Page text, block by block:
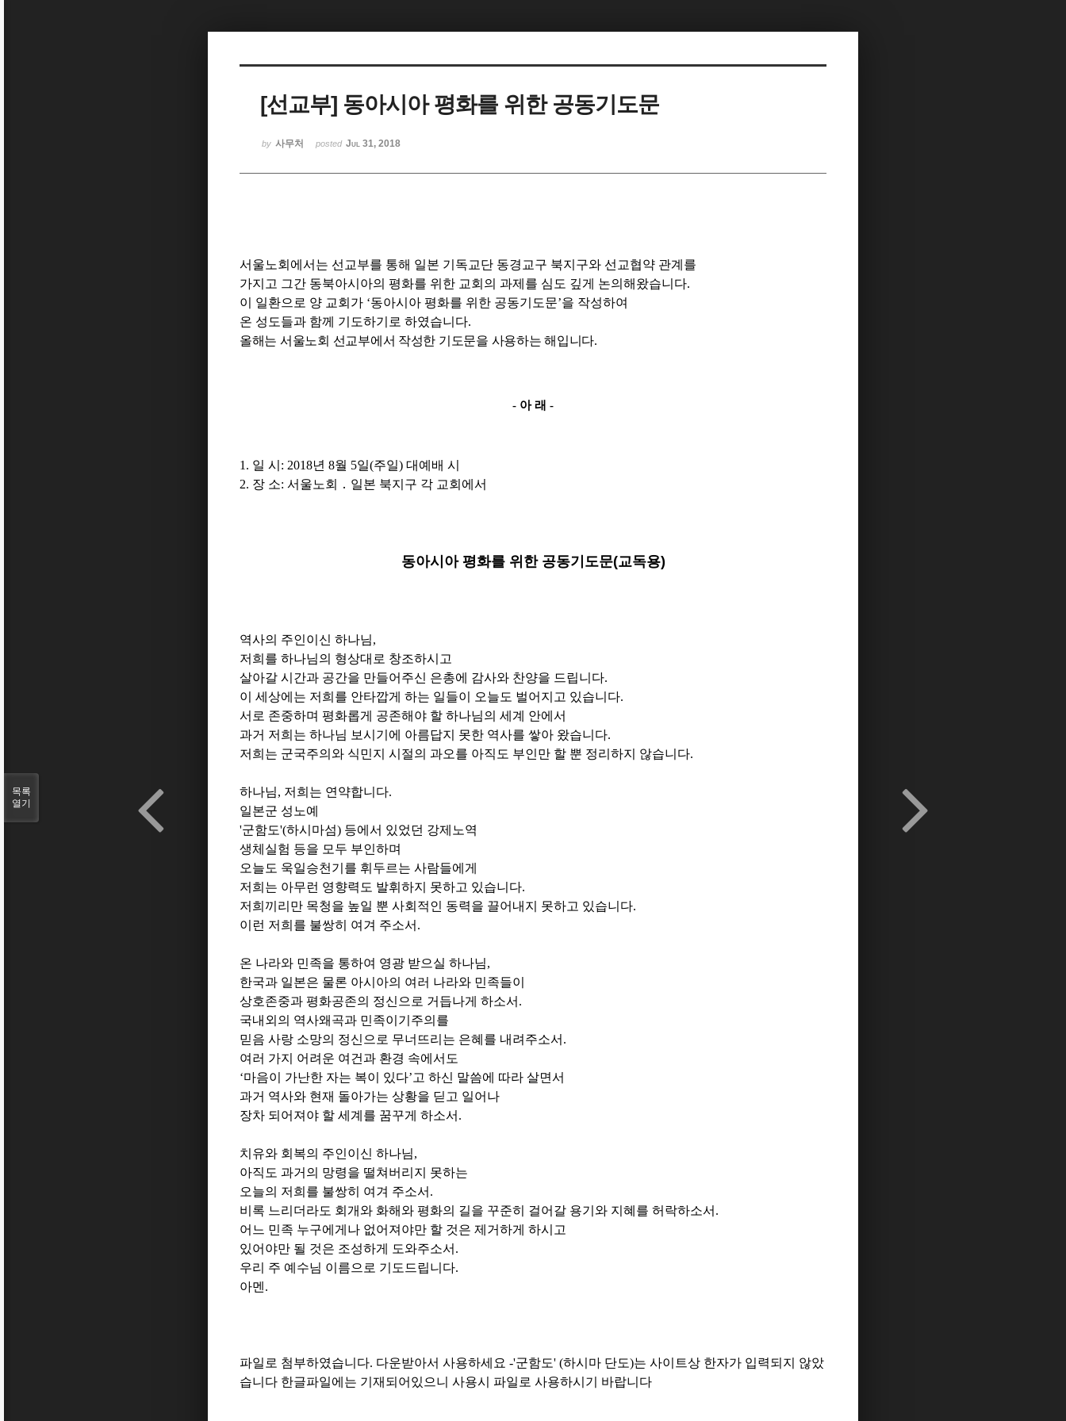
[선교부] 동아시아 평화를 위한 공동기도문
by 사무처 posted Jul 31, 2018
서울노회에서는 선교부를 통해 일본 기독교단 동경교구 북지구와 선교협약 관계를
가지고 그간 동북아시아의 평화를 위한 교회의 과제를 심도 깊게 논의해왔습니다.
이 일환으로 양 교회가 ‘동아시아 평화를 위한 공동기도문’을 작성하여
온 성도들과 함께 기도하기로 하였습니다.
올해는 서울노회 선교부에서 작성한 기도문을 사용하는 해입니다.
- 아 래 -
1. 일 시 : 2018년 8월 5일(주일) 대예배 시
2. 장 소: 서울노회 ․ 일본 북지구 각 교회에서
동아시아 평화를 위한 공동기도문(교독용)
역사의 주인이신 하나님,
저희를 하나님의 형상대로 창조하시고
살아갈 시간과 공간을 만들어주신 은총에 감사와 찬양을 드립니다.
이 세상에는 저희를 안타깝게 하는 일들이 오늘도 벌어지고 있습니다.
서로 존중하며 평화롭게 공존해야 할 하나님의 세계 안에서
과거 저희는 하나님 보시기에 아름답지 못한 역사를 쌓아 왔습니다.
저희는 군국주의와 식민지 시절의 과오를 아직도 부인만 할 뿐 정리하지 않습니다.
하나님, 저희는 연약합니다.
일본군 성노예
'군함도'(하시마섬) 등에서 있었던 강제노역
생체실험 등을 모두 부인하며
오늘도 욱일승천기를 휘두르는 사람들에게
저희는 아무런 영향력도 발휘하지 못하고 있습니다.
저희끼리만 목청을 높일 뿐 사회적인 동력을 끌어내지 못하고 있습니다.
이런 저희를 불쌍히 여겨 주소서 .
온 나라와 민족을 통하여 영광 받으실 하나님,
한국과 일본은 물론 아시아의 여러 나라와 민족들이
상호존중과 평화공존의 정신으로 거듭나게 하소서 .
국내외의 역사왜곡과 민족이기주의를
믿음 사랑 소망의 정신으로 무너뜨리는 은혜를 내려주소서 .
여러 가지 어려운 여건과 환경 속에서도
‘마음이 가난한 자는 복이 있다’고 하신 말씀에 따라 살면서
과거 역사와 현재 돌아가는 상황을 딛고 일어나
장차 되어져야 할 세계를 꿈꾸게 하소서 .
치유와 회복의 주인이신 하나님,
아직도 과거의 망령을 떨쳐버리지 못하는
오늘의 저희를 불쌍히 여겨 주소서 .
비록 느리더라도 회개와 화해와 평화의 길을 꾸준히 걸어갈 용기와 지혜를 허락하소서 .
어느 민족 누구에게나 없어져야만 할 것은 제거하게 하시고
있어야만 될 것은 조성하게 도와주소서 .
우리 주 예수님 이름으로 기도드립니다.
아멘 .
파일로 첨부하였습니다. 다운받아서 사용하세요 -'군함도' (하시마 단도)는 사이트상 한자가 입력되지 않았
습니다 한글파일에는 기재되어있으니 사용시 파일로 사용하시기 바랍니다
목록
열기
Sketchbook5, 스케치북5
Sketchbook5, 스케치북5